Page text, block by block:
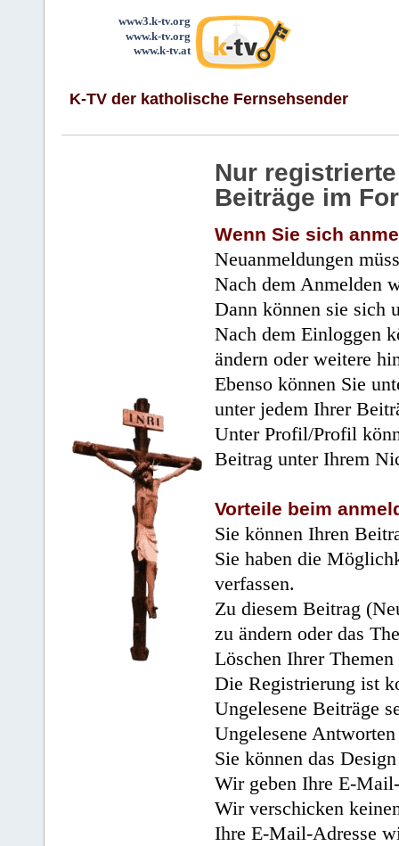
www3.k-tv.org
www.k-tv.org
www.k-tv.at
K-TV der katholische Fernsehsender
Nur
Beiträge im
Wenn Sie sich
Neuanmeldungen
Nach dem Anmelden
Dann können sie sich
Nach dem Einloggen
ändern oder weitere
Ebenso können Sie
unter jedem Ihrer
Unter Profil/Profil
Beitrag unter Ihrem
Vorteile beim
Sie können Ihren
Sie haben die
verfassen.
Zu diesem Beitrag
zu ändern oder das
Löschen Ihrer
Die Registrierung ist
Ungelesene Beiträge
Ungelesene
Sie können das
Wir geben Ihre E-
Wir verschicken
Ihre E-Mail-Adresse